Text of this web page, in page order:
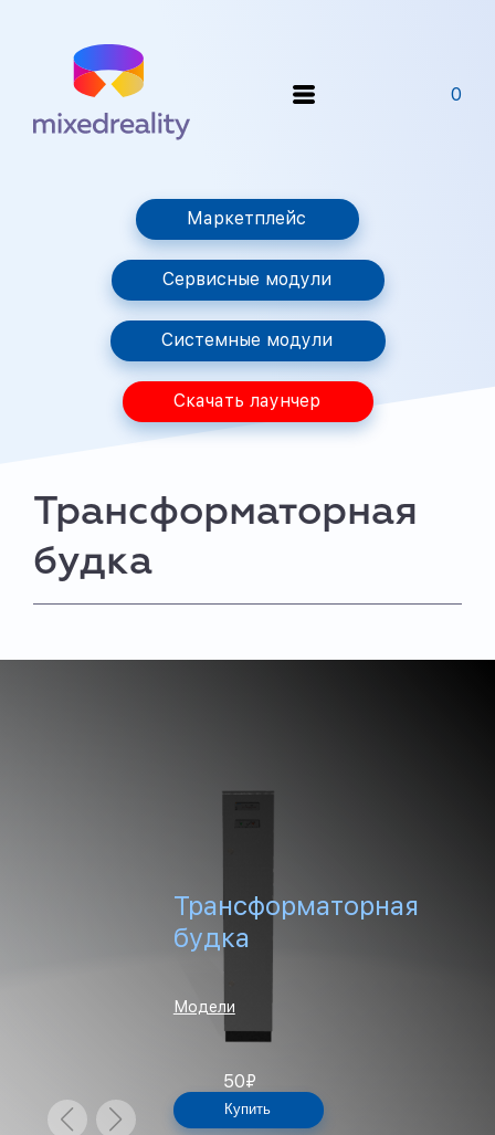
0
Маркетплейс
Сервисные модули
Системные модули
Скачать лаунчер
Трансформаторная
будка
Трансформаторная
будка
Модели
50₽
Купить